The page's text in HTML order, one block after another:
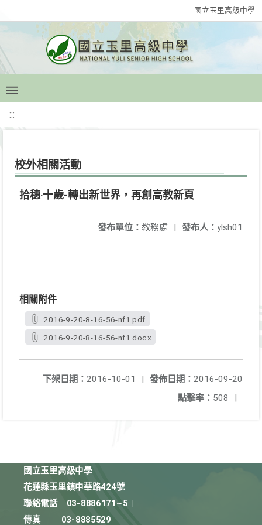
國立玉里高級中學
:::
校外相關活動
拾穗‧十歲-轉出新世界，再創高教新頁
發布人： ylsh01
發布單位： 教務處 |
相關附件
2016-9-20-8-16-56-nf1.pdf
2016-9-20-8-16-56-nf1.docx
發佈日期： 2016-09-20
下架日期： 2016-10-01
|
點擊率： 508 |
國立玉里高級中學
花蓮縣玉里鎮中華路424號
聯絡電話
03-8886171~5
傳真
03-8885529